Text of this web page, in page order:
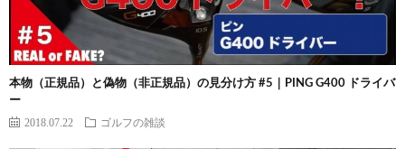
本物（正規品）と偽物（非正規品）の見分け方 #5｜PING G400 ドライバ
ー
2018.07.22 ゴルフの雑談